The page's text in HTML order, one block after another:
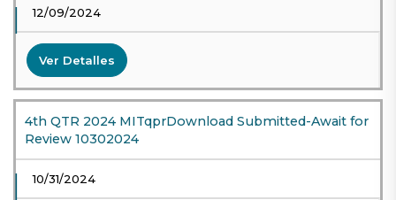
12/09/2024
Ver Detalles
4th QTR 2024 MITqprDownload Submitted-Await for
Review 10302024
10/31/2024